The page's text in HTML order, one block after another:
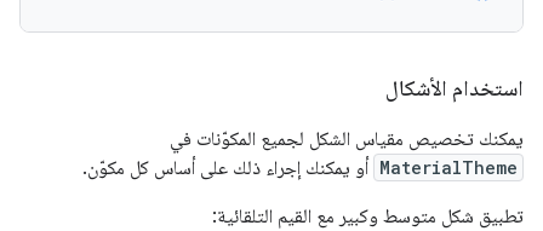
استخدام الأشكال
يمكنك تخصيص مقياس الشكل لجميع المكوّنات في
MaterialTheme أو يمكنك إجراء ذلك على أساس كل مكوّن.
تطبيق شكل متوسط وكبير مع القيم التلقائية: